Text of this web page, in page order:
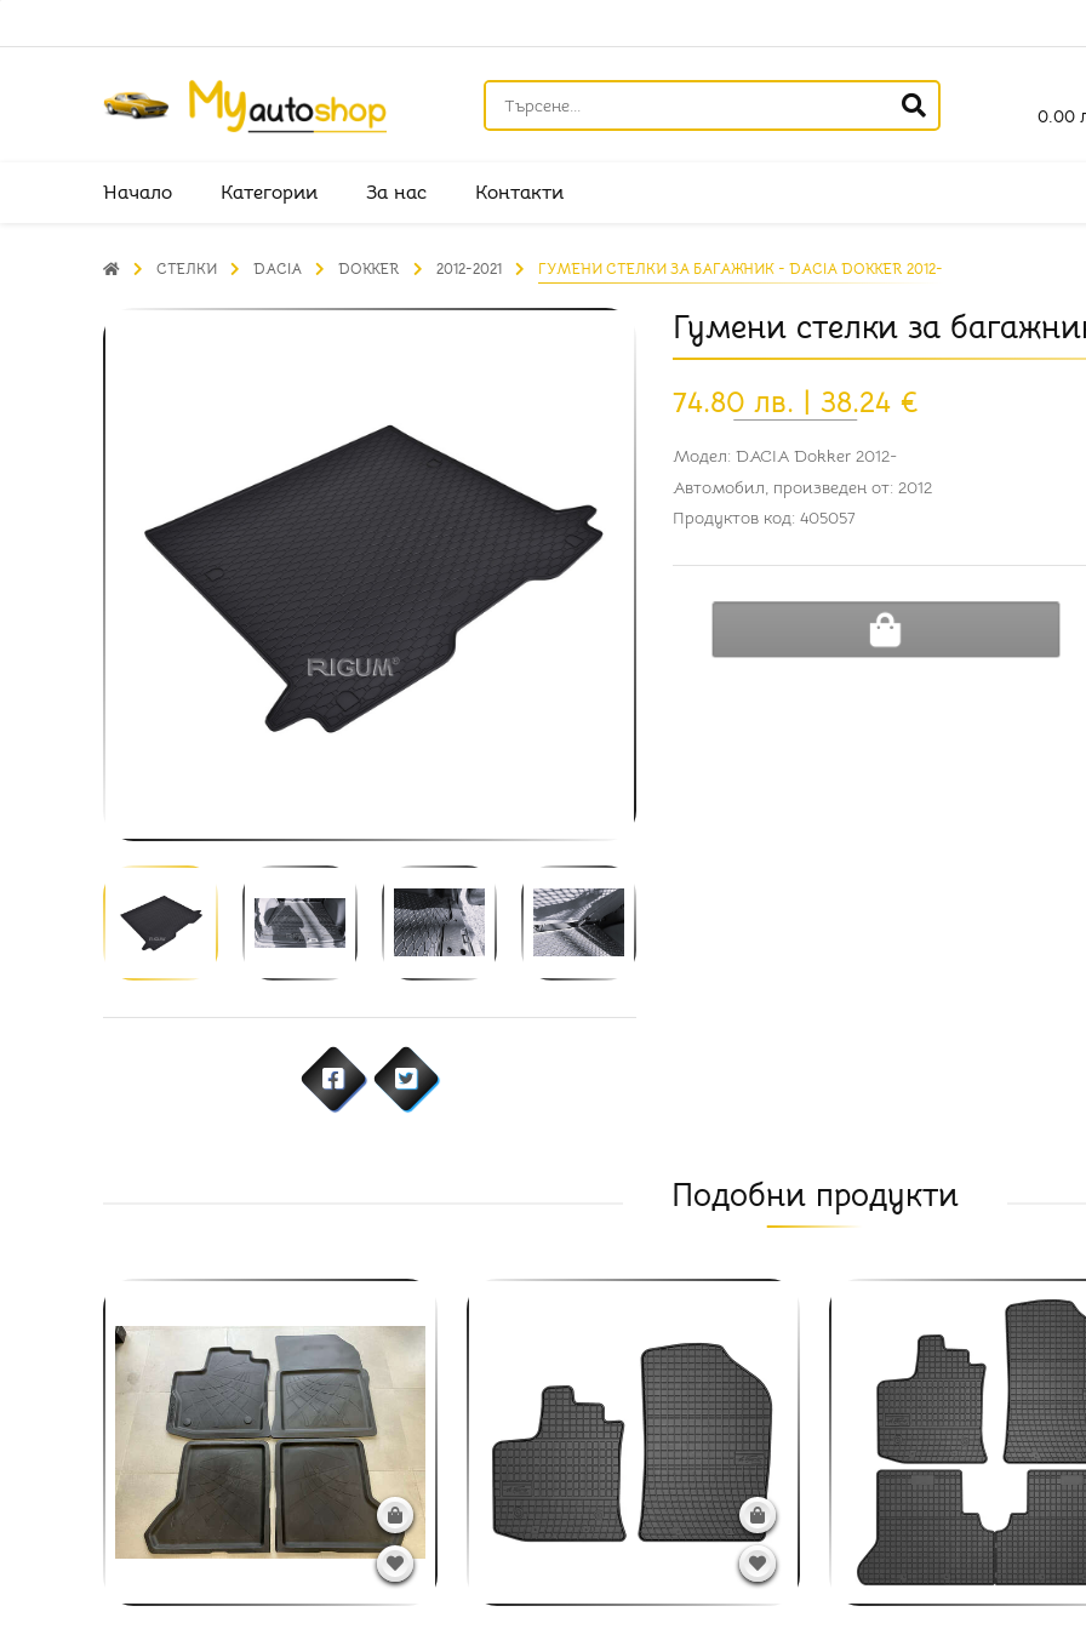
0.00
Начало Категории За нас Контакти
СТЕЛКИ DACIA DOKKER 2012-2021 ГУМЕНИ СТЕЛКИ ЗА БАГАЖНИК - DACIA DOKKER 2012-
Гумени стелки за
74.80 лв. | 38.24 €
Модел: DACIA Dokker 2012-
Автомобил, произведен от: 2012
Продуктов код: 405057
ДОБАВИ В КОЛИЧКА
Подобни продукти